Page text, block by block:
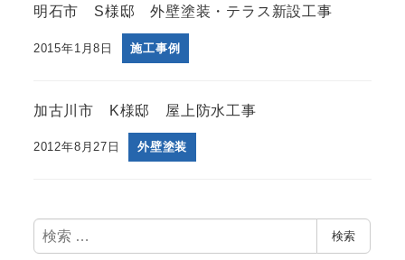
明石市 S様邸 外壁塗装・テラス新設工事
2015年1月8日 施工事例
加古川市 K様邸 屋上防水工事
2012年8月27日 外壁塗装
検
索
検索